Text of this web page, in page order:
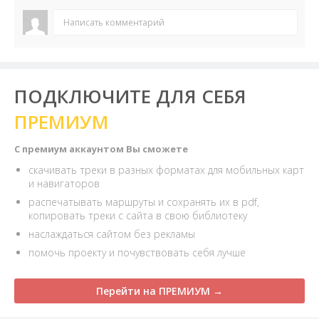
Написать комментарий
ПОДКЛЮЧИТЕ ДЛЯ СЕБЯ
ПРЕМИУМ
С премиум аккаунтом Вы сможете
скачивать треки в разных форматах для мобильных карт
и навигаторов
распечатывать маршруты и сохранять их в pdf,
копировать треки с сайта в свою библиотеку
наслаждаться сайтом без рекламы
помочь проекту и почувствовать себя лучше
Перейти на ПРЕМИУМ →